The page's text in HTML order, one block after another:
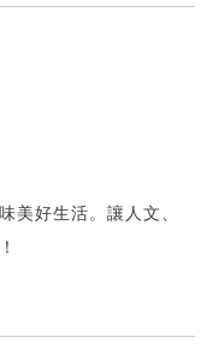
美好生活。讓人文、